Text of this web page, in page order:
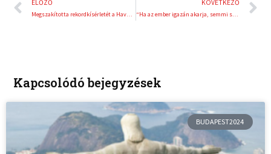
ELŐZŐ
Megszakította rekordkísérletét a Havasi-Szabó óceánátevezős páros
KÖVETKEZŐ
“Ha az ember igazán akarja, semmi sem lehetetlen”
Kapcsolódó bejegyzések
BUDAPEST2024